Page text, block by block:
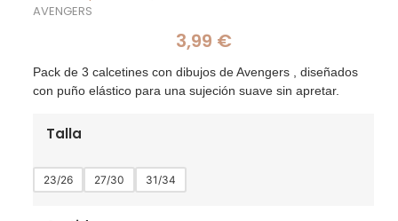
AVENGERS
3,99 €
Pack de 3 calcetines con dibujos de Avengers , diseñados
con puño elástico para una sujeción suave sin apretar.
Talla
23/26 27/30 31/34